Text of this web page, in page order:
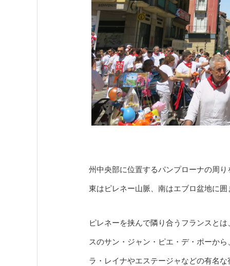
州中央部に位置するパンプローナの周
東はピレネー山脈、南はエブロ盆地に
ピレネーを挟んで隣り合うフランスと
スのサン・ジャン・ピエ・デ・ポーか
ラ・レイナやエステージャなどの有名